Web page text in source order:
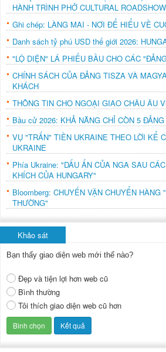
HÀNH TRÌNH PHỞ CULTURAL
Ghi chép: LÀNG MAI - NƠI ĐỂ HIỂU VỀ
Danh sách tỷ phú USD thế giới 2026:
"LỘ DIỆN" LÁ PHIẾU BẦU CHO CÁC
CHÍNH SÁCH CỦA ĐẢNG TISZA VÀ
KHÁCH
THÔNG TIN CHO NGOẠI GIAO CHÂU ÂU
Bầu cử 2026: KHẢ NĂNG CHỈ CÒN 5
VỤ "TRẤN" TIỀN UKRAINE THEO LỜI KỂ
UKRAINE
Phía Ukraine: "DẤU ẤN CỦA NGA SAU
KHÍCH CỦA HUNGARY"
Bloomberg: CHUYẾN VẬN CHUYỂN HÀNG
THƯỜNG"
Khảo sát
Bạn thấy giao diện web mới thế nào?
Đẹp và tiện lợi hơn web cũ
Bình thường
Tôi thích giao diện web cũ hơn